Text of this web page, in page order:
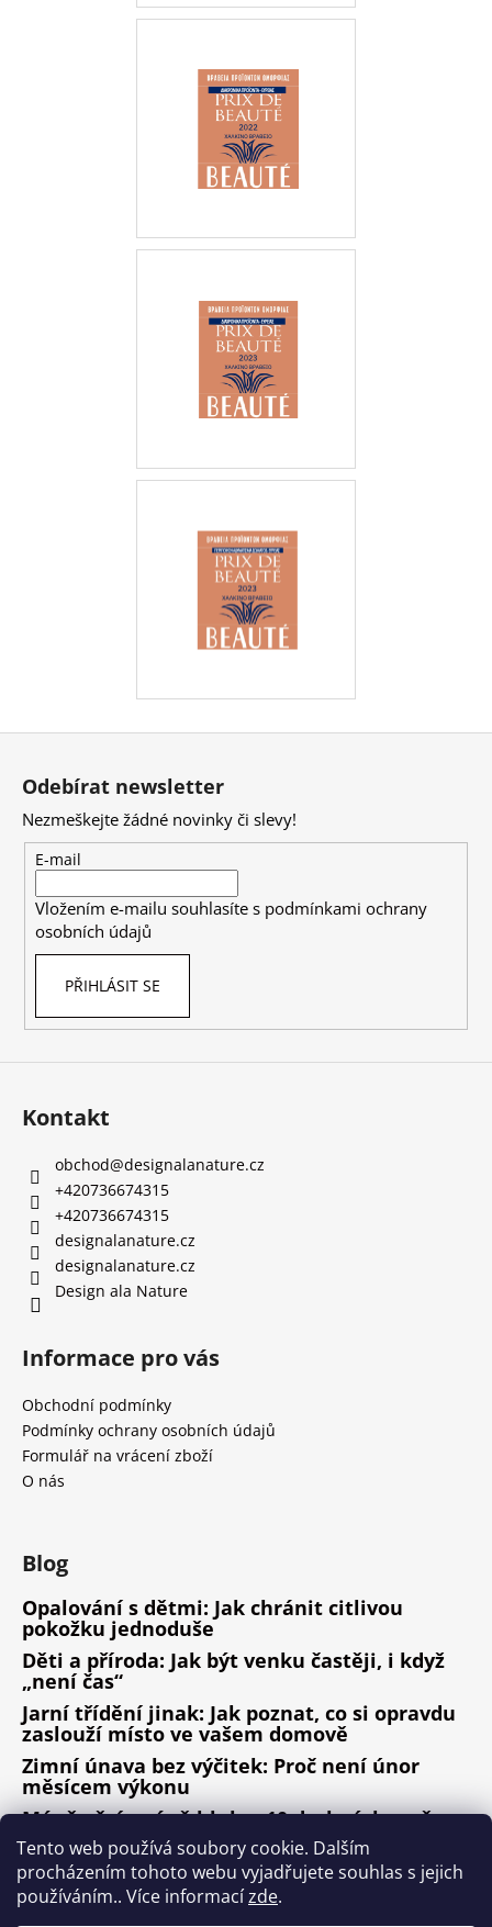
Tento web používá soubory cookie. Dalším
procházením tohoto webu vyjadřujete souhlas s jejich
používáním.. Více informacízde.
Odebírat newsletter
Nezmeškejte žádné novinky či slevy!
E-mail
Vložením e-mailu souhlasíte s podmínkami ochrany
osobních údajů
PŘIHLÁSIT SE
Kontakt
obchod@designalanature.cz
+420736674315
+420736674315
designalanature.cz
designalanature.cz
Design ala Nature
Informace pro vás
Obchodní podmínky
Podmínky ochrany osobních údajů
Formulář na vrácení zboží
O nás
Blog
Opalování s dětmi: Jak chránit citlivou
pokožku jednoduše
Děti a příroda: Jak být venku častěji, i když
„není čas“
Jarní třídění jinak: Jak poznat, co si opravdu
zaslouží místo ve vašem domově
Zimní únava bez výčitek: Proč není únor
měsícem výkonu
Méně věcí, méně hluku: 10 drobných změn,
které fungují
ARCHIV